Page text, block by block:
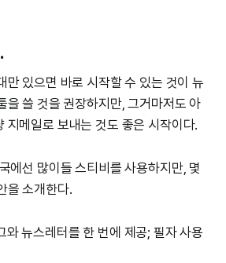
만 있으면 바로 시작할 수 있는 것이 뉴
을 쓸 것을 권장하지만, 그거마저도 아
지메일로 보내는 것도 좋은 시작이다.
에선 많이들 스티비를 사용하지만, 몇
을 소개한다.
와 뉴스레터를 한 번에 제공; 필자 사용